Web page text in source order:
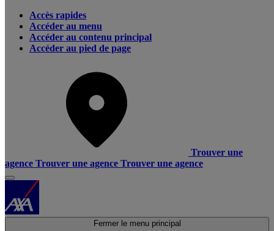
Accès rapides
Accéder au menu
Accéder au contenu principal
Accéder au pied de page
Trouver une
agence Trouver une agence Trouver une agence
Fermer le menu principal